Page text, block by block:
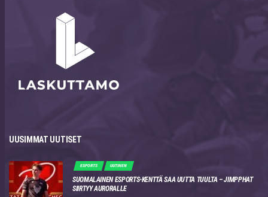
UUSIMMAT UUTISET
ESPORTS UUTINEN
SUOMALAINEN ESPORTS-KENTTÄ SAA UUTTA TUULTA – JIMPPHAT
SIIRTYY AURORALLE